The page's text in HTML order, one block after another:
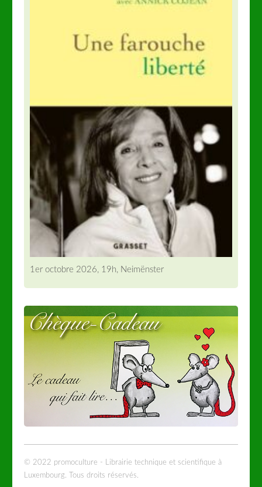
1er octobre 2026, 19h, Neimënster
© 2022 promoculture - Librairie technique et scientifique à
Luxembourg. Tous droits réservés.